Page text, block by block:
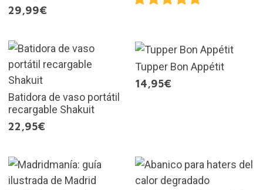
29,99€
Batidora de vaso portátil
recargable Shakuit
22,95€
Tupper Bon Appétit
14,95€